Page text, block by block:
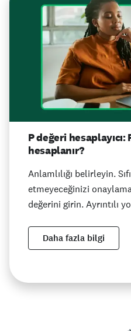
P değeri hesaplayıcı:
hesaplanır?
Anlamlılığı belirleyin.
etmeyeceğinizi
değerini girin. Ayrıntılı
Daha fazla bilgi